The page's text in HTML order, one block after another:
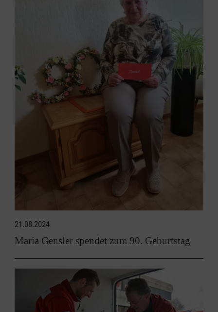
21.08.2024
Maria Gensler spendet zum 90. Geburtstag